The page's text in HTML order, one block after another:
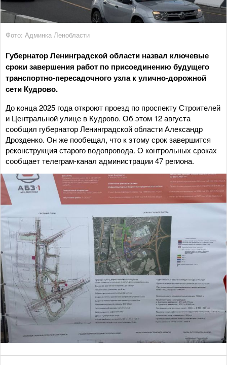
Фото: Админка Ленобласти
Губернатор Ленинградской области назвал ключевые
сроки завершения работ по присоединению будущего
транспортно-пересадочного узла к улично-дорожной
сети Кудрово.
До конца 2025 года откроют проезд по проспекту Строителей
и Центральной улице в Кудрово. Об этом 12 августа
сообщил губернатор Ленинградской области Александр
Дрозденко. Он же пообещал, что к этому срок завершится
реконструкция старого водопровода. О контрольных сроках
сообщает телеграм-канал администрации 47 региона.